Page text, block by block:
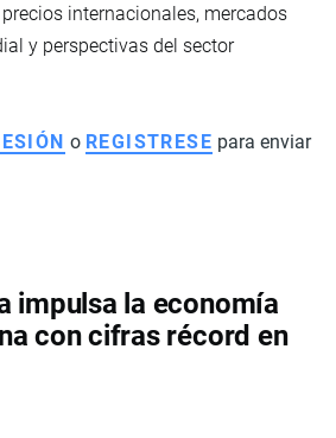
internacionales, mercados
y perspectivas del sector
o REGISTRESE para enviar
impulsa la economía
con cifras récord en